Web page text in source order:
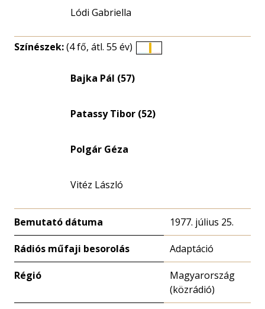
Lódi Gabriella
Színészek:(4 fő, átl. 55 év)
Bajka Pál (57)
Patassy Tibor (52)
Polgár Géza
Vitéz László
Bemutató dátuma 1977. július 25.
Rádiós műfaji besorolás Adaptáció
Régió
Magyarország
(közrádió)